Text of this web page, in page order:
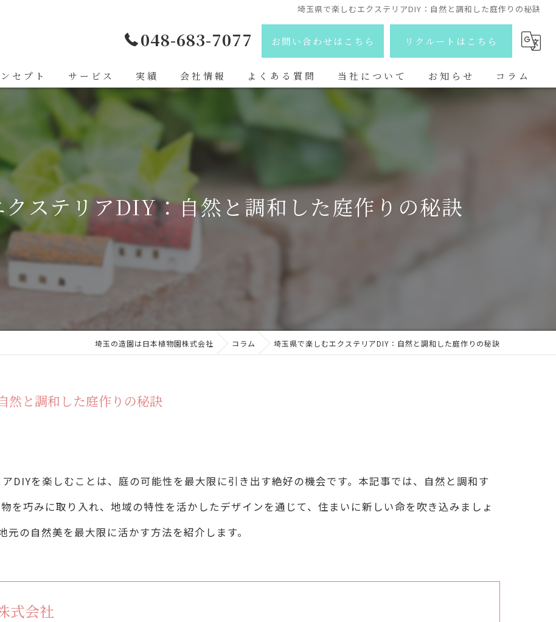
埼玉県で楽しむエクステリアDIY：自然と調和した庭作りの秘訣
048-683-7077 お問い合わせはこちら リクルートはこちら
セプト
の造園
の造園が必要とされる理由
玉の造園の業種について
サービス 実績 会社情報 よくある質問 当社について お知らせ コラム
ステリアDIY：自然と調和した庭作りの秘訣
埼玉の造園は日本植物園株式会社 コラム 埼玉県で楽しむエクステリアDIY：自然と調和した庭作りの秘訣
然と調和した庭作りの秘訣
DIYを楽しむことは、庭の可能性を最大限に引き出す絶好の機会です。本記事では、自然と調和す
を巧みに取り入れ、地域の特性を活かしたデザインを通じて、住まいに新しい命を吹き込みましょ
の自然美を最大限に活かす方法を紹介します。
式会社